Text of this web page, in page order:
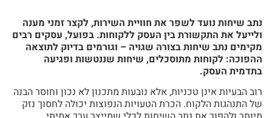
נתב שיחות נועד לשפר את חוויית השירות, לקצר זמני מענה
ולייעל את התקשורת בין העסק ללקוחות. בפועל, עסקים רבים
מקימים נתב שיחות בצורה שגויה – וגורמים בדיוק לתוצאה
ההפוכה: לקוחות מתוסכלים, שיחות שננטשות ופגיעה
בתדמית העסק.
רוב הבעיות אינן טכניות, אלא נובעות מתכנון לא נכון וחוסר הבנה
של התנהגות הלקוח. הכרת הטעויות הנפוצות יכולה לחסוך נזק